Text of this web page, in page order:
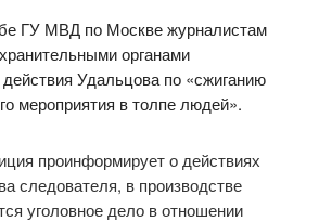
ГУ МВД по Москве журналистам
органами
Удальцова по «сжиганию
мероприятия в толпе людей».
проинформирует о действиях
следователя, в производстве
уголовное дело в отношении